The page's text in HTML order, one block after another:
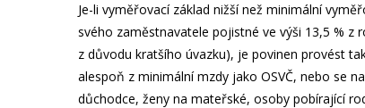
Je-li vyměřovací základ nižší než minimální
svého zaměstnavatele pojistné ve výši 13,5 % z
z důvodu kratšího úvazku), je povinen provést
alespoň z minimální mzdy jako OSVČ, nebo se
důchodce, ženy na mateřské, osoby pobírající